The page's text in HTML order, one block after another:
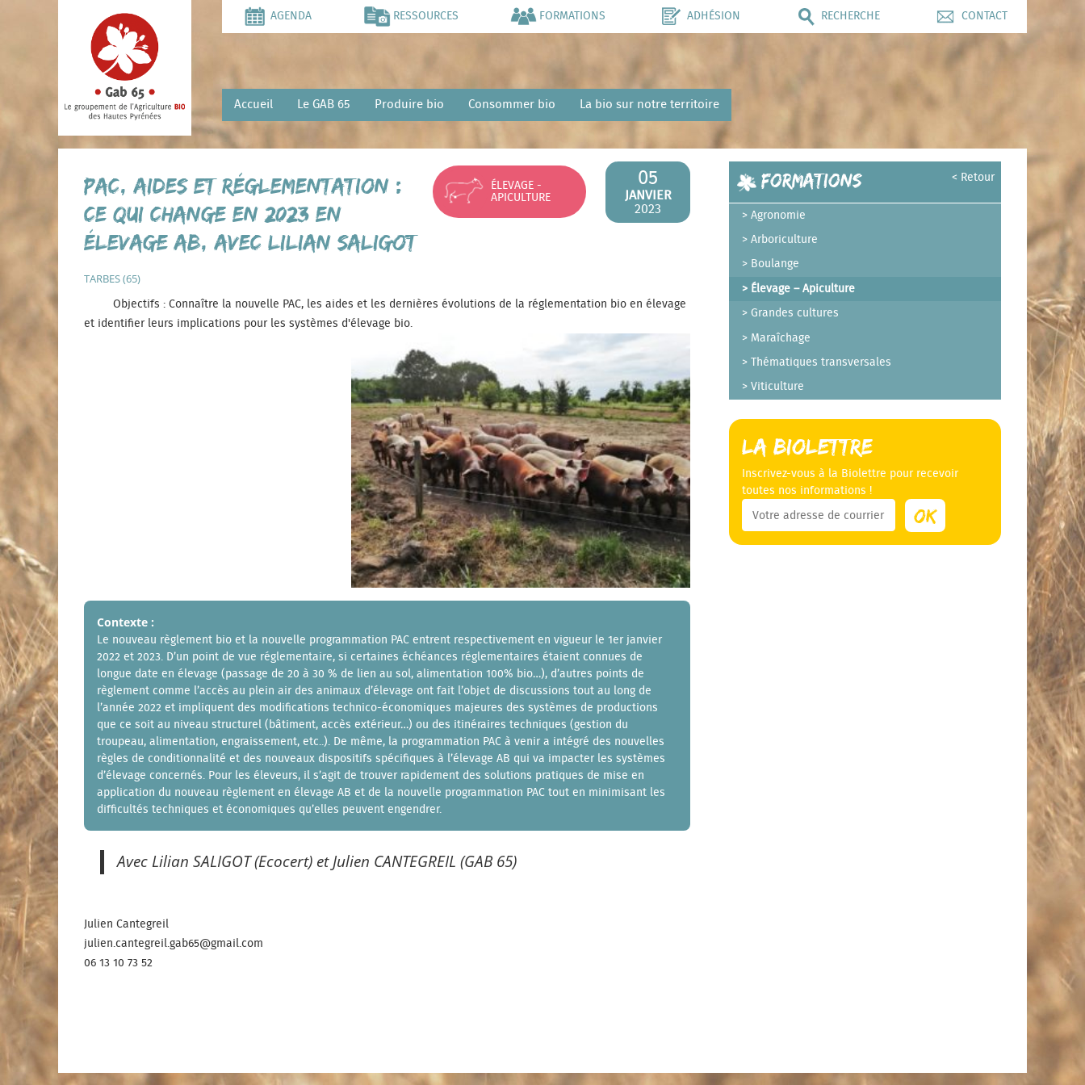
AGENDA RESSOURCES FORMATIONS ADHÉSION RECHERCHE CONTACT
Accueil Le GAB 65 Produire bio Consommer bio La bio sur notre territoire
05
JANVIER
2023
ÉLEVAGE -
APICULTURE
PAC, aides et réglementation :
ce qui change en 2023 en
élevage AB, avec Lilian SALIGOT
TARBES (65)
Objectifs : Connaître la nouvelle PAC, les aides et les dernières évolutions de la réglementation bio en élevage
et identifier leurs implications pour les systèmes d'élevage bio.
Contexte :
Le nouveau règlement bio et la nouvelle programmation PAC entrent respectivement en vigueur le 1er janvier
2022 et 2023. D’un point de vue réglementaire, si certaines échéances réglementaires étaient connues de
longue date en élevage (passage de 20 à 30 % de lien au sol, alimentation 100% bio…), d’autres points de
règlement comme l’accès au plein air des animaux d’élevage ont fait l’objet de discussions tout au long de
l’année 2022 et impliquent des modifications technico-économiques majeures des systèmes de productions
que ce soit au niveau structurel (bâtiment, accès extérieur…) ou des itinéraires techniques (gestion du
troupeau, alimentation, engraissement, etc..). De même, la programmation PAC à venir a intégré des nouvelles
règles de conditionnalité et des nouveaux dispositifs spécifiques à l’élevage AB qui va impacter les systèmes
d’élevage concernés. Pour les éleveurs, il s’agit de trouver rapidement des solutions pratiques de mise en
application du nouveau règlement en élevage AB et de la nouvelle programmation PAC tout en minimisant les
difficultés techniques et économiques qu’elles peuvent engendrer.
Avec Lilian SALIGOT (Ecocert) et Julien CANTEGREIL (GAB 65)
Julien Cantegreil
julien.cantegreil.gab65@gmail.com
06 13 10 73 52
< Retour
Formations
Agronomie
Arboriculture
Boulange
Élevage – Apiculture
Grandes cultures
Maraîchage
Thématiques transversales
Viticulture
La Biolettre
Inscrivez-vous à la Biolettre pour recevoir
toutes nos informations !